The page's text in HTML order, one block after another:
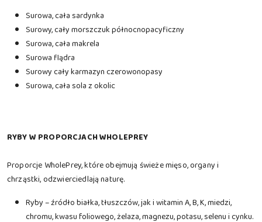
Surowa, cała sardynka
Surowy, cały morszczuk północnopacyficzny
Surowa, cała makrela
Surowa flądra
Surowy cały karmazyn czerowonopasy
Surowa, cała sola z okolic
RYBY W PROPORCJACH WHOLEPREY
Proporcje WholePrey, które obejmują świeże mięso, organy i
chrząstki, odzwierciedlają naturę.
Ryby – źródło białka, tłuszczów, jak i witamin A, B, K, miedzi,
chromu, kwasu foliowego, żelaza, magnezu, potasu, selenu i cynku.